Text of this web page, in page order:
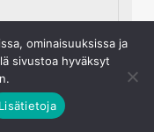
| Hinta.fi
Dual SIM.
ominaisuuksissa ja
sivustoa hyväksyt
Lisätietoja